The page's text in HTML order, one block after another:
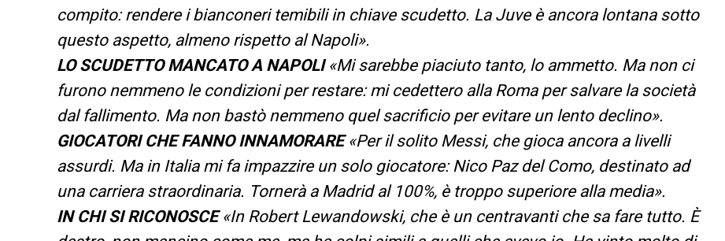
compito: rendere i bianconeri temibili in chiave scudetto. La Juve è ancora lontana sotto
questo aspetto, almeno rispetto al Napoli».
LO SCUDETTO MANCATO A NAPOLI«Mi sarebbe piaciuto tanto, lo ammetto. Ma non ci
furono nemmeno le condizioni per restare: mi cedettero alla Roma per salvare la società
dal fallimento. Ma non bastò nemmeno quel sacrificio per evitare un lento declino».
GIOCATORI CHE FANNO INNAMORARE«Per il solito Messi, che gioca ancora a livelli
assurdi. Ma in Italia mi fa impazzire un solo giocatore: Nico Paz del Como, destinato ad
una carriera straordinaria. Tornerà a Madrid al 100%, è troppo superiore alla media».
IN CHI SI RICONOSCE«In Robert Lewandowski, che è un centravanti che sa fare tutto. È